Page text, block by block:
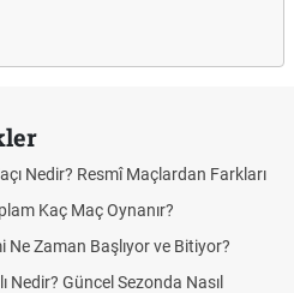
Nedir? Resmî Maçlardan Farkları
Kaç Maç Oynanır?
Ne Zaman Başlıyor ve Bitiyor?
Nedir? Güncel Sezonda Nasıl